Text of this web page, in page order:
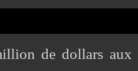
de dollars